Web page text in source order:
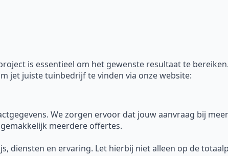
is essentieel om het gewenste resultaat te bereiken.
jet juiste tuinbedrijf te vinden via onze website:
We zorgen ervoor dat jouw aanvraag bij
meerdere offertes.
diensten en ervaring. Let hierbij niet alleen op de